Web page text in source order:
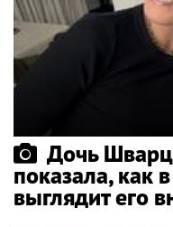
Дочь
показала, как
выглядит его